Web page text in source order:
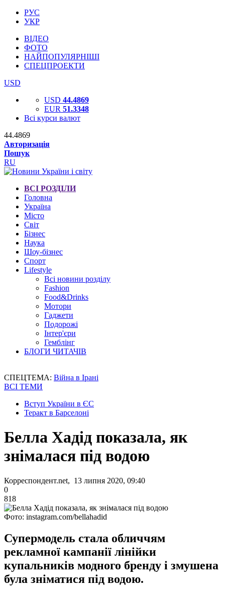
РУС
УКР
ВІДЕО
ФОТО
НАЙПОПУЛЯРНІШІ
СПЕЦПРОЕКТИ
USD
USD 44.4869
EUR 51.3348
Всі курси валют
44.4869
Авторизація
Пошук
RU
ВСІ РОЗДІЛИ
Головна
Україна
Місто
Світ
Бізнес
Наука
Шоу-бізнес
Спорт
Lifestyle
Всі новини розділу
Fashion
Food&Drinks
Мотори
Гаджети
Подорожі
Інтер'єри
Гемблінг
БЛОГИ ЧИТАЧІВ
СПЕЦТЕМА: Війна в Ірані
ВСІ ТЕМИ
Вступ України в ЄС
Теракт в Барселоні
Белла Хадід показала, як
знімалася під водою
Корреспондент.net, 13 липня 2020, 09:40
0
818
Фото: instagram.com/bellahadid
Супермодель стала обличчям
рекламної кампанії лінійки
купальників модного бренду і змушена
була зніматися під водою.